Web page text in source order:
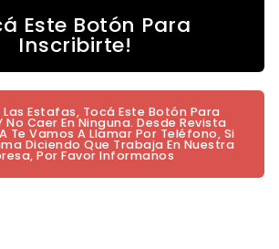
Este Botón Para
Inscribirte!
Estafas, Tocá Este Botón Para
Caer En Ninguna. Desde Revista
Te Vamos A Llamar Por Teléfono, Si
Diciendo Que Trabaja En Nuestra
Por Favor Informanos